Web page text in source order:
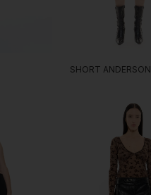
SHORT ANDERSON